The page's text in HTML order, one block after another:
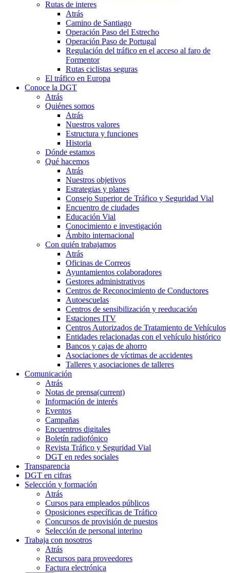
Rutas de interes
Atrás
Camino de Santiago
Operación Paso del Estrecho
Operación Paso de Portugal
Regulación del tráfico en el acceso al faro de
Formentor
Rutas ciclistas seguras
El tráfico en Europa
Conoce la DGT
Atrás
Quiénes somos
Atrás
Nuestros valores
Estructura y funciones
Historia
Dónde estamos
Qué hacemos
Atrás
Nuestros objetivos
Estrategias y planes
Consejo Superior de Tráfico y Seguridad Vial
Encuentro de ciudades
Educación Vial
Conocimiento e investigación
Ámbito internacional
Con quién trabajamos
Atrás
Oficinas de Correos
Ayuntamientos colaboradores
Gestores administrativos
Centros de Reconocimiento de Conductores
Autoescuelas
Centros de sensibilización y reeducación
Estaciones ITV
Centros Autorizados de Tratamiento de Vehículos
Entidades relacionadas con el vehículo histórico
Bancos y cajas de ahorro
Asociaciones de víctimas de accidentes
Talleres y asociaciones de talleres
Comunicación
Atrás
Notas de prensa(current)
Información de interés
Eventos
Campañas
Encuentros digitales
Boletín radiofónico
Revista Tráfico y Seguridad Vial
DGT en redes sociales
Transparencia
DGT en cifras
Selección y formación
Atrás
Cursos para empleados públicos
Oposiciones específicas de Tráfico
Concursos de provisión de puestos
Selección de personal interino
Trabaja con nosotros
Atrás
Recursos para proveedores
Factura electrónica